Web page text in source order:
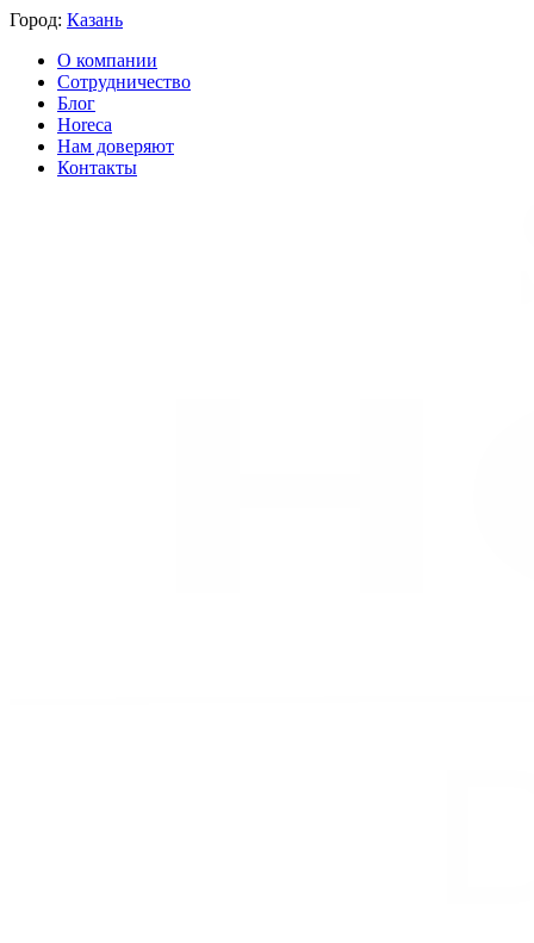
Город: Казань
О компании
Сотрудничество
Блог
Horeca
Нам доверяют
Контакты